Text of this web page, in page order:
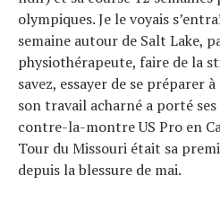
olympiques. Je le voyais
semaine autour de Salt Lake,
physiothérapeute, faire de la
savez, essayer de se préparer
son travail acharné a porté
contre-la-montre US Pro en
Tour du Missouri était sa
depuis la blessure de mai.